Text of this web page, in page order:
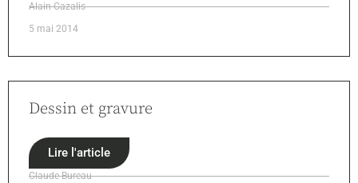
Alain Cazalis
5 mai 2014
Dessin et gravure
Lire l'article
Claude Bureau